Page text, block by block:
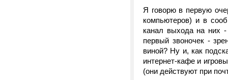
Я говорю в первую
компьютеров) и в
канал выхода на них -
первый звоночек -
виной? Ну и, как
интернет-кафе и
(они действуют при